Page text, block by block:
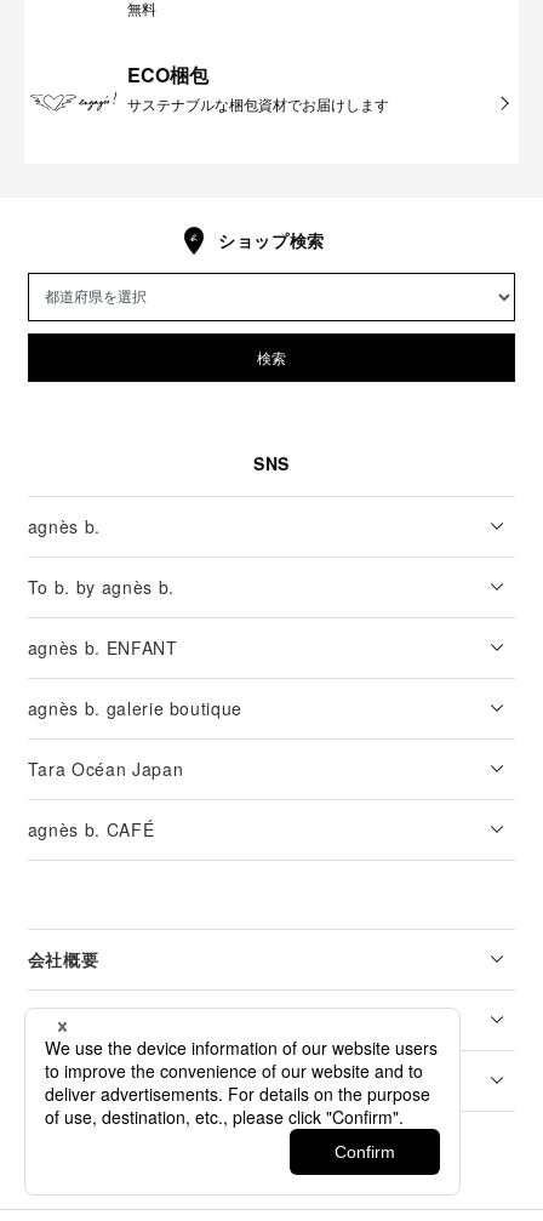
無料
ECO梱包
サステナブルな梱包資材でお届けします
ショップ検索
検索
SNS
agnès b.
To b. by agnès b.
agnès b. ENFANT
agnès b. galerie boutique
Tara Océan Japan
agnès b. CAFÉ
会社概要
リーガル
カスタマーサービス